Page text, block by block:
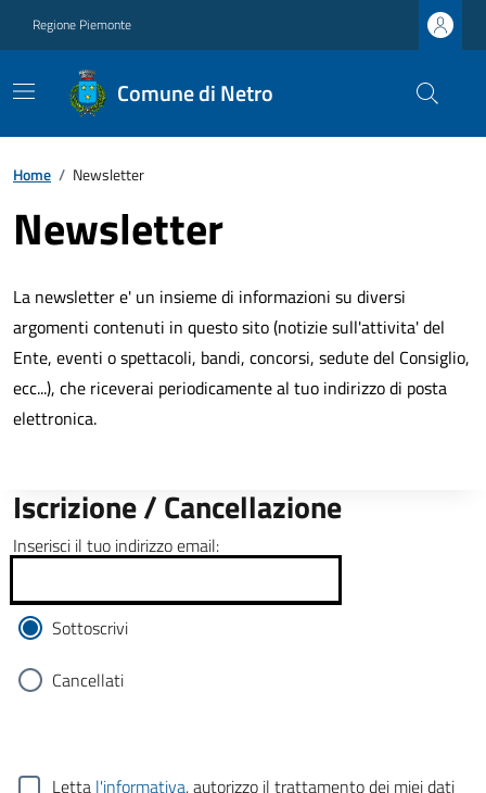
Regione Piemonte
Comune di Netro
Home / Newsletter
Newsletter
La newsletter e' un insieme di informazioni su diversi
argomenti contenuti in questo sito (notizie sull'attivita' del
Ente, eventi o spettacoli, bandi, concorsi, sedute del Consiglio,
ecc...), che riceverai periodicamente al tuo indirizzo di posta
elettronica.
Iscrizione / Cancellazione
Inserisci il tuo indirizzo email:
Sottoscrivi
Cancellati
Letta l'informativa, autorizzo il trattamento dei miei dati